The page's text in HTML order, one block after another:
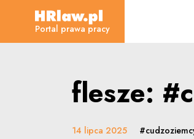
flesze - Portal
HRLaw.pl
Portal prawa pracy
flesze:
14 lipca 2025